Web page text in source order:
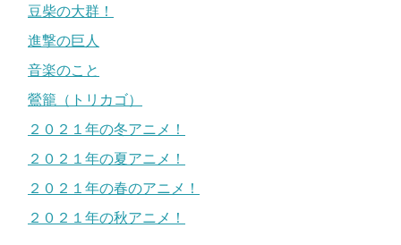
豆柴の大群！
進撃の巨人
音楽のこと
鶯籠（トリカゴ）
２０２１年の冬アニメ！
２０２１年の夏アニメ！
２０２１年の春のアニメ！
２０２１年の秋アニメ！